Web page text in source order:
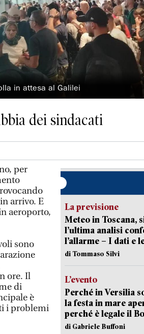
in attesa al Galilei
dei sindacati
per
arrivo. E
aeroporto,
sono
ore. Il
di
è
i problemi
La previsione
Meteo in Toscana,
l’ultima analisi
l’allarme – I dati e
di Tommaso Silvi
L’evento
Perché in Versilia
la festa in mare
perché è legale il
di Gabriele Buffoni